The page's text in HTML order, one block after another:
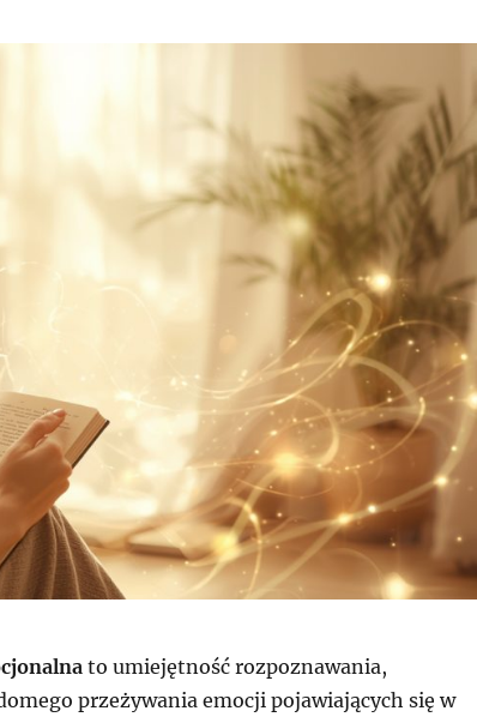
to umiejętność rozpoznawania,
przeżywania emocji pojawiających się w